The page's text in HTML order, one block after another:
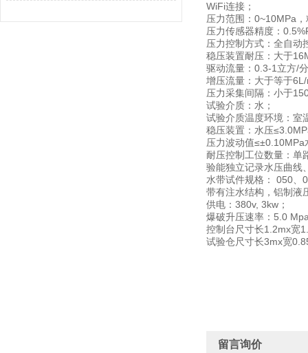
WiFi连接；
压力范围：0~10MPa
压力传感器精度：
压力控制方式：全自动
稳压装置耐压：大于
驱动流量：0.3-1立方/
增压流量：大于等于
压力采集间隔：小于
试验介质：水；
试验介质温度环境：室
稳压装置：水压
压力波动值≤±0.10MPa
耐压控制工位数量：单
验能独立记录水压曲线
水带试件规格： 050、
带有注水结构，铝制液
供电：380v, 3kw；
爆破升压速率：5.0
控制台尺寸长1.2mx宽
试验仓尺寸长3mx宽
留言询价